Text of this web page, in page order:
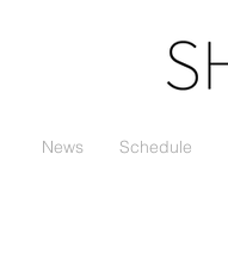
News Schedule